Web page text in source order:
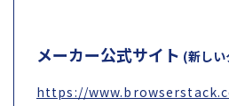
メーカー公式サイト (新しい
https://